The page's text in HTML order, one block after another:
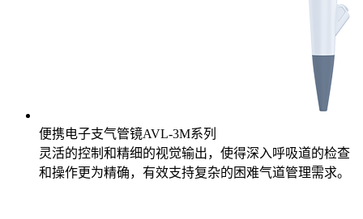
便携电子支气管镜AVL-3M系列
灵活的控制和精细的视觉输出，使得深入呼吸道的检查
和操作更为精确，有效支持复杂的困难气道管理需求。